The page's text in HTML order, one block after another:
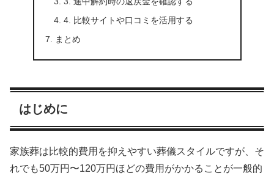
4. 比較サイトや口コミを活用する
まとめ
はじめに
家族葬は比較的費用を抑えやすい葬儀スタイルですが、そ
れでも50万円〜120万円ほどの費用がかかることが一般的